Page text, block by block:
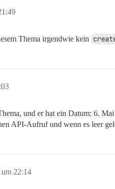
Thema irgendwie kein
und er hat ein Datum: 6.
API-Aufruf und wenn es leer
22:14